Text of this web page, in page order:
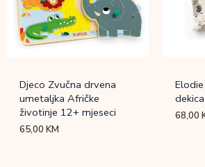
Djeco Zvučna drvena
umetaljka Afričke
životinje 12+ mjeseci
65,00KM
68,00